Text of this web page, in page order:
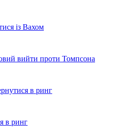
із Вахом
вийти проти Томпсона
в ринг
в ринг